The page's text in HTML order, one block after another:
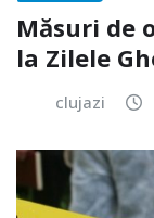
Măsuri de
la Zilele
clujazi